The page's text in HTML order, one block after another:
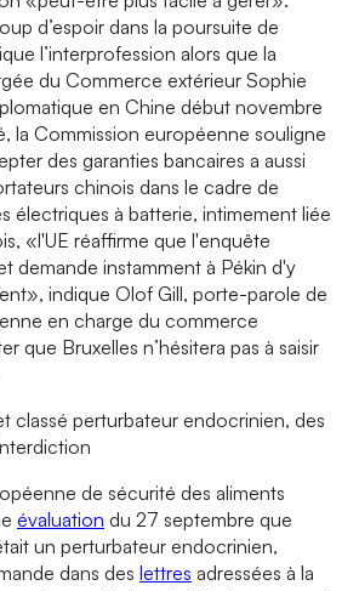
d’espoir dans la poursuite de
l’interprofession alors que la
du Commerce extérieur Sophie
en Chine début novembre
la Commission européenne souligne
des garanties bancaires a aussi
chinois dans le cadre de
électriques à batterie, intimement liée
«l'UE réaffirme que l'enquête
demande instamment à Pékin d'y
indique Olof Gill, porte-parole de
en charge du commerce
que Bruxelles n’hésitera pas à saisir
classé perturbateur endocrinien, des
de sécurité des aliments
évaluation du 27 septembre que
un perturbateur endocrinien,
dans des lettres adressées à la